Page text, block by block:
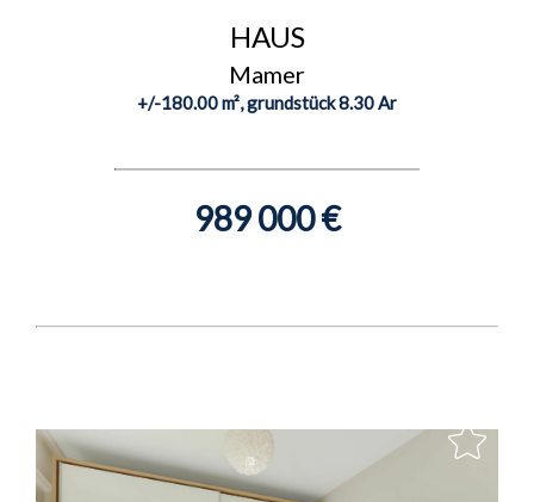
HAUS
Mamer
+/-180.00 m², grundstück 8.30 Ar
989 000 €